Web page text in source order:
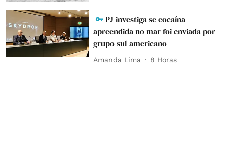
PJ investiga se cocaína
apreendida no mar foi enviada por
grupo sul-americano
Amanda Lima 8 Horas